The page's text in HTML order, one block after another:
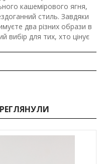
кашемірового ягня,
стиль. Завдяки
два різних образи в
вибір для тих, хто цінує
року.